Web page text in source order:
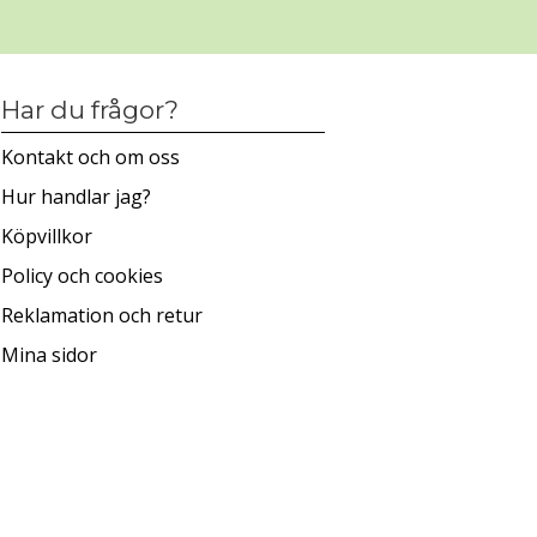
Har du frågor?
Kontakt och om oss
Hur handlar jag?
Köpvillkor
Policy och cookies
Reklamation och retur
Mina sidor